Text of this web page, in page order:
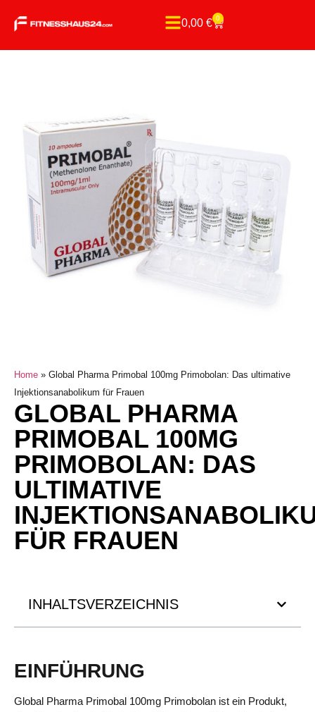
0,00 € 0
Home » Global Pharma Primobal 100mg Primobolan: Das ultimative
Injektionsanabolikum für Frauen
GLOBAL PHARMA
PRIMOBAL 100MG
PRIMOBOLAN: DAS
ULTIMATIVE
FÜR FRAUEN
INHALTSVERZEICHNIS
EINFÜHRUNG
Global Pharma Primobal 100mg Primobolan ist ein Produkt,